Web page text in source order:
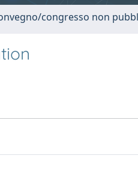
congresso non